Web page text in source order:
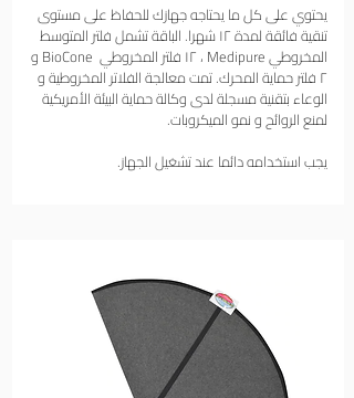
يحتوي على كل ما يحتاجه جهازك للحفاظ على مستوى
تنقية فائقة لمدة ١٢ شهرا. الباقة تشمل فلتر المتوسط
المخروطي Medipure ، ١٢ فلتر المخروطي BioCone و
٢ فلتر حماية المحرك. تمت معالجة الفلاتر المخروطية و
الوعاء بتقنية مسجلة لدى وكالة حماية البيئة الأمريكية
لمنع الروائح و نمو الميكروبات.
يجب استخدامه دائما عند تشغيل الجهاز.